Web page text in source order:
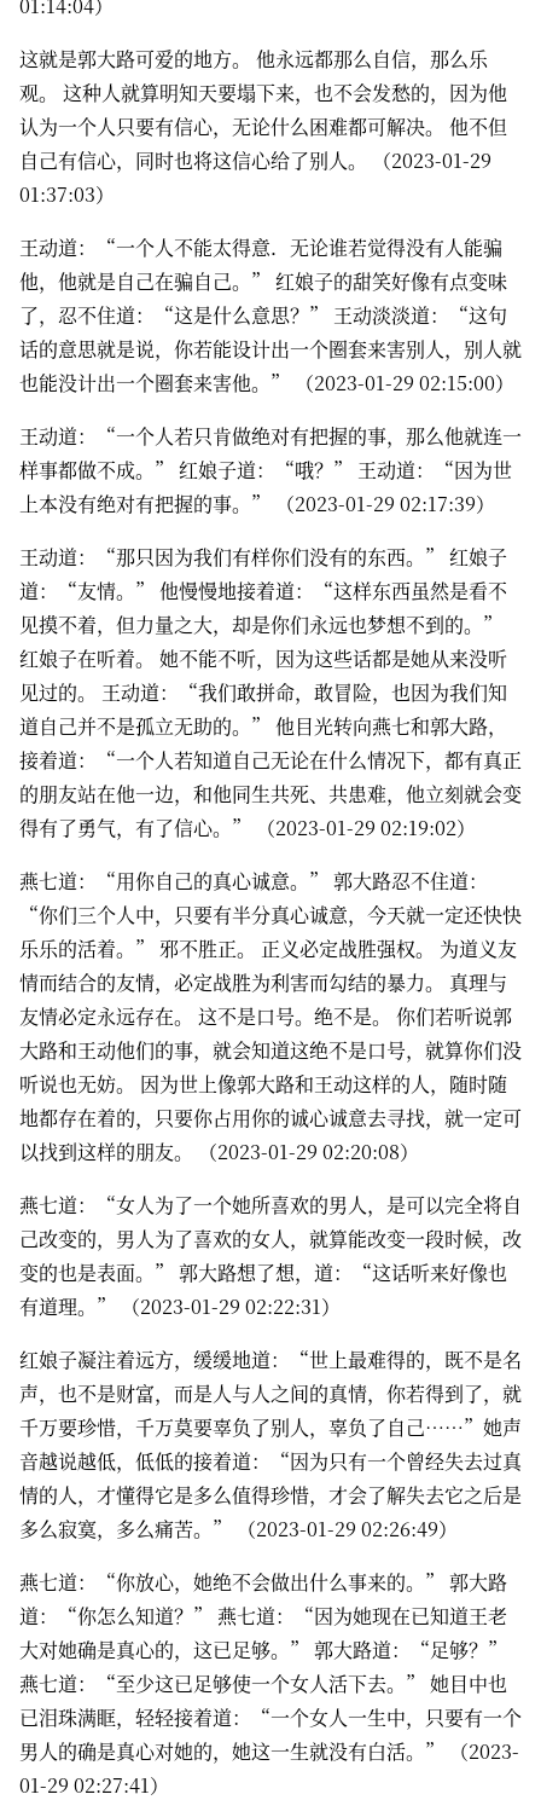
这就是郭大路可爱的地方。 他永远都那么自信，那么乐
观。 这种人就算明知天要塌下来，也不会发愁的，因为他
认为一个人只要有信心，无论什么困难都可解决。 他不但
自己有信心，同时也将这信心给了别人。 （2023-01-29
01:37:03）
王动道：“一个人不能太得意．无论谁若觉得没有人能骗
他，他就是自己在骗自己。” 红娘子的甜笑好像有点变味
了，忍不住道：“这是什么意思？” 王动淡淡道：“这句
话的意思就是说，你若能设计出一个圈套来害别人，别人就
也能没计出一个圈套来害他。” （2023-01-29 02:15:00）
王动道：“一个人若只肯做绝对有把握的事，那么他就连一
样事都做不成。” 红娘子道：“哦？” 王动道：“因为世
上本没有绝对有把握的事。” （2023-01-29 02:17:39）
王动道：“那只因为我们有样你们没有的东西。” 红娘子
道：“友情。” 他慢慢地接着道：“这样东西虽然是看不
见摸不着，但力量之大，却是你们永远也梦想不到的。”
红娘子在听着。 她不能不听，因为这些话都是她从来没听
见过的。 王动道：“我们敢拼命，敢冒险，也因为我们知
道自己并不是孤立无助的。” 他目光转向燕七和郭大路，
接着道：“一个人若知道自己无论在什么情况下，都有真正
的朋友站在他一边，和他同生共死、共患难，他立刻就会变
得有了勇气，有了信心。” （2023-01-29 02:19:02）
燕七道：“用你自己的真心诚意。” 郭大路忍不住道：
“你们三个人中，只要有半分真心诚意，今天就一定还快快
乐乐的活着。” 邪不胜正。 正义必定战胜强权。 为道义友
情而结合的友情，必定战胜为利害而勾结的暴力。 真理与
友情必定永远存在。 这不是口号。绝不是。 你们若听说郭
大路和王动他们的事，就会知道这绝不是口号，就算你们没
听说也无妨。 因为世上像郭大路和王动这样的人，随时随
地都存在着的，只要你占用你的诚心诚意去寻找，就一定可
以找到这样的朋友。 （2023-01-29 02:20:08）
燕七道：“女人为了一个她所喜欢的男人，是可以完全将自
己改变的，男人为了喜欢的女人，就算能改变一段时候，改
变的也是表面。” 郭大路想了想，道：“这话听来好像也
有道理。” （2023-01-29 02:22:31）
红娘子凝注着远方，缓缓地道：“世上最难得的，既不是名
声，也不是财富，而是人与人之间的真情，你若得到了，就
千万要珍惜，千万莫要辜负了别人，辜负了自己……”她声
音越说越低，低低的接着道：“因为只有一个曾经失去过真
情的人，才懂得它是多么值得珍惜，才会了解失去它之后是
多么寂寞，多么痛苦。” （2023-01-29 02:26:49）
燕七道：“你放心，她绝不会做出什么事来的。” 郭大路
道：“你怎么知道？” 燕七道：“因为她现在已知道王老
大对她确是真心的，这已足够。” 郭大路道：“足够？”
燕七道：“至少这已足够使一个女人活下去。” 她目中也
已泪珠满眶，轻轻接着道：“一个女人一生中，只要有一个
男人的确是真心对她的，她这一生就没有白活。” （2023-
01-29 02:27:41）